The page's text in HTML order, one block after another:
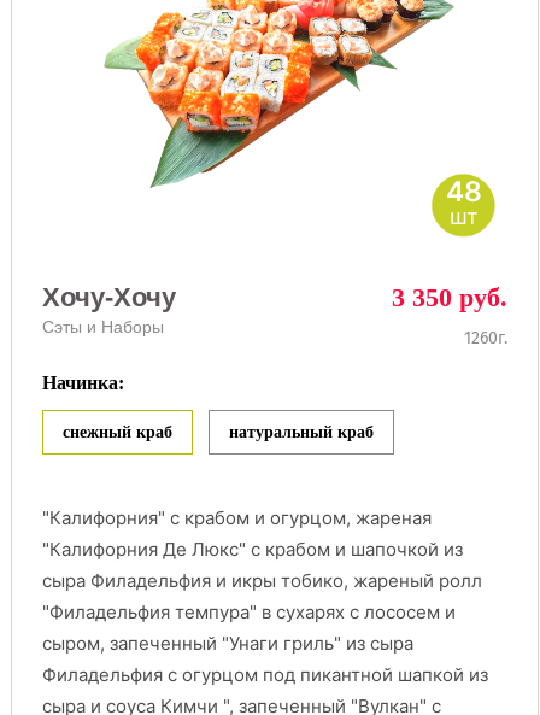
48
шт
Хочу-Хочу
Сэты и Наборы
3 350 руб.
1260г.
Начинка:
снежный краб натуральный краб
"Калифорния" с крабом и огурцом, жареная
"Калифорния Де Люкс" с крабом и шапочкой из
сыра Филадельфия и икры тобико, жареный ролл
"Филадельфия темпура" в сухарях с лососем и
сыром, запеченный "Унаги гриль" из сыра
Филадельфия с огурцом под пикантной шапкой из
сыра и соуса Кимчи ", запеченный "Вулкан" с